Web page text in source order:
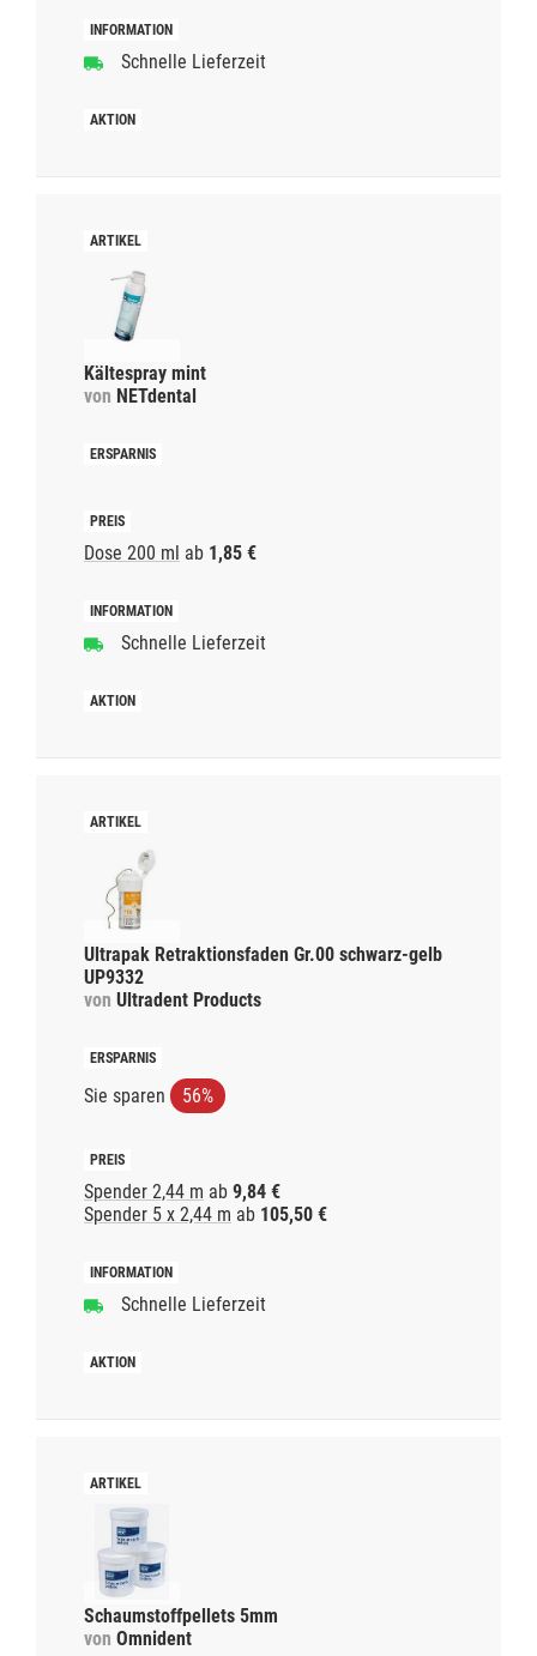
Schnelle Lieferzeit
Kältespray mint
von NETdental
Dose 200 ml ab 1,85 €
Schnelle Lieferzeit
Ultrapak Retraktionsfaden Gr.00 schwarz-gelb
UP9332
von Ultradent Products
Sie sparen 56%
Spender 2,44 m ab 9,84 €
Spender 5 x 2,44 m ab 105,50 €
Schnelle Lieferzeit
Schaumstoffpellets 5mm
von Omnident